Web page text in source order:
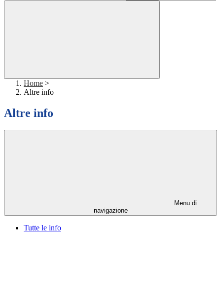
Home >
Altre info
Altre info
Menu di
navigazione
Tutte le info